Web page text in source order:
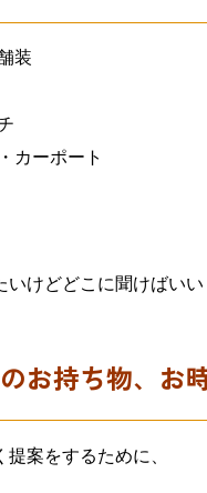
装
カーポート
いけどどこに聞けばい
お持ち物、お
案をするために、